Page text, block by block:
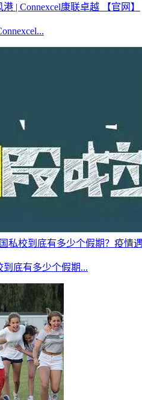
| Connexcel康联卓越 【官网】
私校到底有多少个假期？疫情
底有多少个假期...